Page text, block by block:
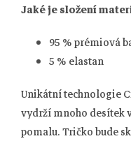
Jaké je složení
95 % prémiová
5 % elastan
Unikátní technologie
vydrží mnoho desítek
pomalu. Tričko bude